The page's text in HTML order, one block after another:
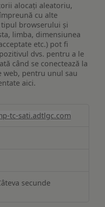
alocați aleatoriu,
cu alte
browserului și
limba, dimensiunea
etc.) pot fi
dvs. pentru a le
când se conectează la
web, pentru unul sau
aici.
tc-sati.adtlgc.com
secunde